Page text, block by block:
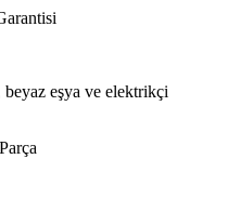
eşya ve elektrikçi